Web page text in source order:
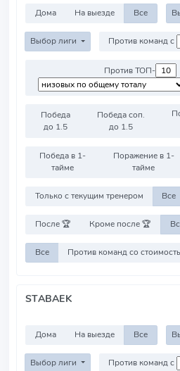
Дома На выезде Все
Выбор лиги Против команд с
Против ТОП-
Победа
до 1.5
Победа соп.
до 1.5
Победа в 1-
тайме
Поражение в 1-
тайме
Только с текущим тренером Все
После 🏆 Кроме после 🏆
Все
STABAEK
Дома На выезде Все
Выбор лиги Против команд с